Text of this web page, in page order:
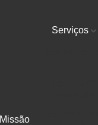
Missão
Serviços